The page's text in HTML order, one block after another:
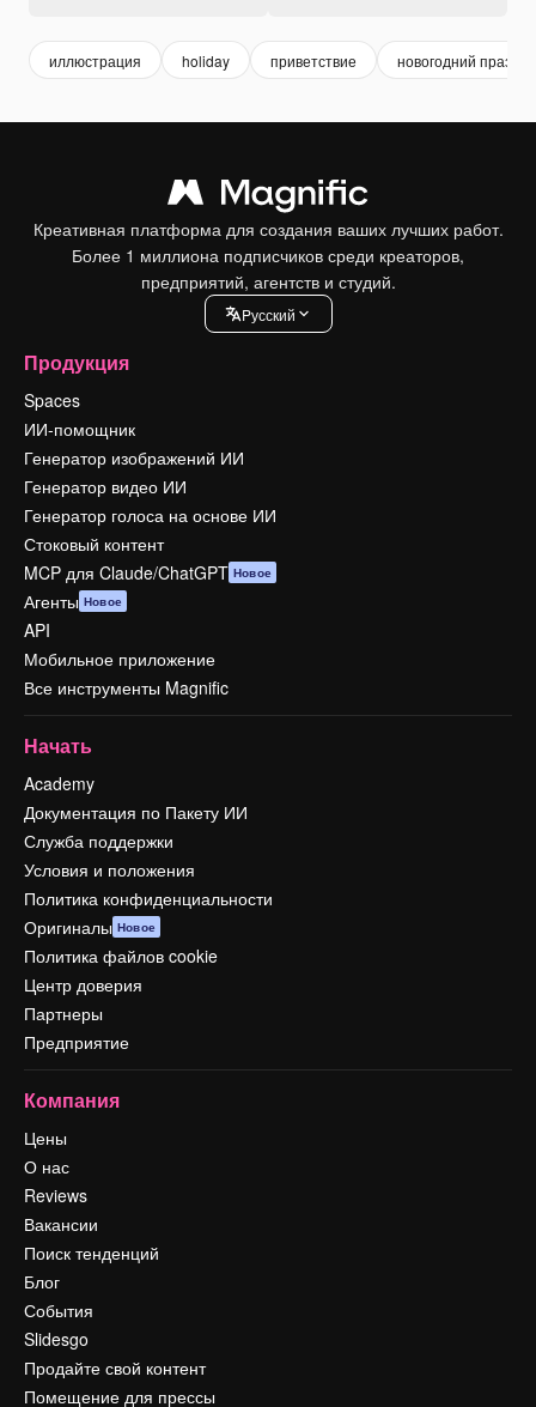
иллюстрация holiday приветствие новогодний
Креативная платформа для создания ваших лучших работ.
Более 1 миллиона подписчиков среди креаторов,
предприятий, агентств и студий.
Pусский
Продукция
Spaces
ИИ-помощник
Генератор изображений ИИ
Генератор видео ИИ
Генератор голоса на основе ИИ
Стоковый контент
MCP для Claude/ChatGPT Новое
Агенты Новое
API
Мобильное приложение
Все инструменты Magnific
Начать
Academy
Документация по Пакету ИИ
Служба поддержки
Условия и положения
Политика конфиденциальности
Оригиналы Новое
Политика файлов cookie
Центр доверия
Партнеры
Предприятие
Компания
Цены
О нас
Reviews
Вакансии
Поиск тенденций
Блог
События
Slidesgo
Продайте свой контент
Помещение для прессы